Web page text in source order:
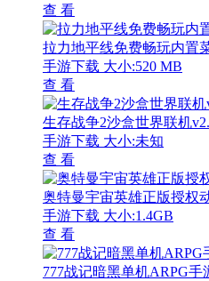
查 看
拉力地平线免费畅玩内置
手游下载 大小:520 MB
查 看
生存战争2沙盒世界联机
手游下载 大小:未知
查 看
奥特曼宇宙英雄正版授权
手游下载 大小:1.4GB
查 看
777战记暗黑单机ARPG手